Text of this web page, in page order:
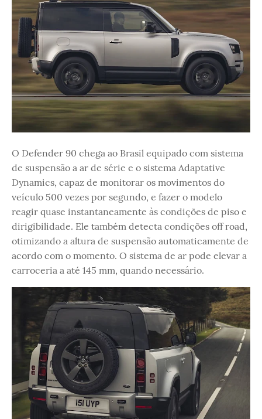
O Defender 90 chega ao Brasil equipado com sistema
de suspensão a ar de série e o sistema Adaptative
Dynamics, capaz de monitorar os movimentos do
veículo 500 vezes por segundo, e fazer o modelo
reagir quase instantaneamente às condições de piso e
dirigibilidade. Ele também detecta condições off road,
otimizando a altura de suspensão automaticamente de
acordo com o momento. O sistema de ar pode elevar a
carroceria a até 145 mm, quando necessário.